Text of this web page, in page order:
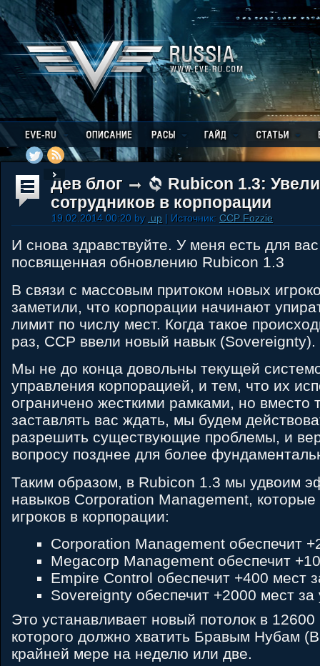
Дев блог
Rubicon 1.3:
сотрудников в корпорации
19.02.2014 00:20 by .up | Источник: CCP Fozzie
И снова здравствуйте. У меня есть для
посвященная обновлению Rubicon 1.3
В связи с массовым притоком новых
заметили, что корпорации начинают
лимит по числу мест. Когда такое
раз, CCP ввели новый навык (Sovereignty).
Мы не до конца довольны текущей
управления корпорацией, и тем, что их
ограничено жесткими рамками, но вместо
заставлять вас ждать, мы будем
разрешить существующие проблемы, и
вопросу позднее для более
Таким образом, в Rubicon 1.3 мы удвоим
навыков Corporation Management,
игроков в корпорации:
Corporation Management обеспечит
Megacorp Management обеспечит
Empire Control обеспечит +400 мест
Sovereignty обеспечит +2000 мест за
Это устанавливает новый потолок в
которого должно хватить Бравым Нубам
крайней мере на неделю или две.